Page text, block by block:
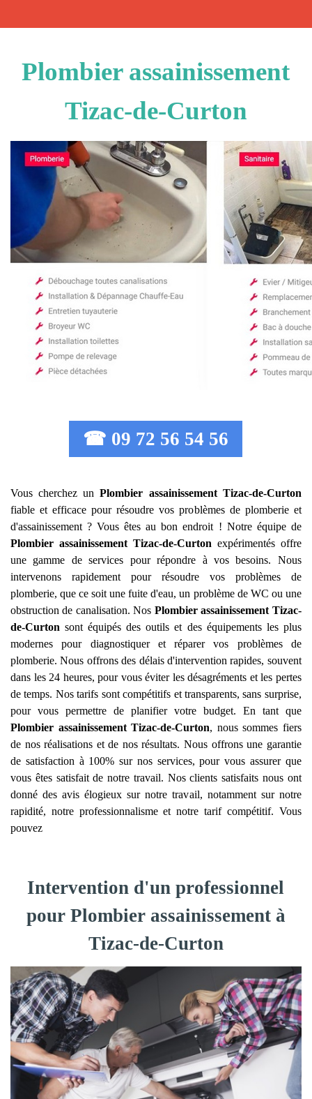
Plombier assainissement
Tizac-de-Curton
☎ 09 72 56 54 56
Vous cherchez unPlombier assainissement Tizac-de-Curton
fiable et efficace pour résoudre vos problèmes de plomberie et
d'assainissement ? Vous êtes au bon endroit ! Notre équipe de
Plombier assainissement Tizac-de-Curton expérimentés offre
une gamme de services pour répondre à vos besoins. Nous
intervenons rapidement pour résoudre vos problèmes de
plomberie, que ce soit une fuite d'eau, un problème de WC ou une
obstruction de canalisation. Nos Plombier assainissement Tizac-
de-Curton sont équipés des outils et des équipements les plus
modernes pour diagnostiquer et réparer vos problèmes de
plomberie. Nous offrons des délais d'intervention rapides, souvent
dans les 24 heures, pour vous éviter les désagréments et les pertes
de temps. Nos tarifs sont compétitifs et transparents, sans surprise,
pour vous permettre de planifier votre budget. En tant que
Plombier assainissement Tizac-de-Curton, nous sommes fiers
de nos réalisations et de nos résultats. Nous offrons une garantie
de satisfaction à 100% sur nos services, pour vous assurer que
vous êtes satisfait de notre travail. Nos clients satisfaits nous ont
donné des avis élogieux sur notre travail, notamment sur notre
rapidité, notre professionnalisme et notre tarif compétitif. Vous
pouvez
Intervention d'un professionnel
pour Plombier assainissement à
Tizac-de-Curton